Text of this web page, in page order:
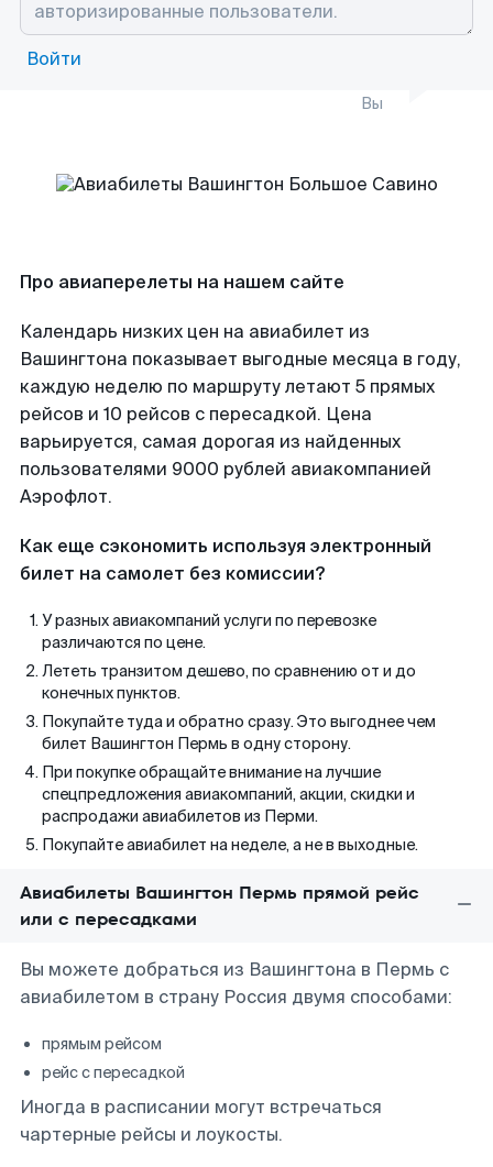
Войти
Вы
Про авиаперелеты на нашем сайте
Календарь низких цен на авиабилет из
Вашингтона показывает выгодные месяца в году,
каждую неделю по маршруту летают 5 прямых
рейсов и 10 рейсов с пересадкой. Цена
варьируется, самая дорогая из найденных
пользователями 9000 рублей авиакомпанией
Аэрофлот.
Как еще сэкономить используя электронный
билет на самолет без комиссии?
У разных авиакомпаний услуги по перевозке
различаются по цене.
Лететь транзитом дешево, по сравнению от и до
конечных пунктов.
Покупайте туда и обратно сразу. Это выгоднее чем
билет Вашингтон Пермь в одну сторону.
При покупке обращайте внимание на лучшие
спецпредложения авиакомпаний, акции, скидки и
распродажи авиабилетов из Перми.
Покупайте авиабилет на неделе, а не в выходные.
Авиабилеты Вашингтон Пермь прямой рейс
или с пересадками
Вы можете добраться из Вашингтона в Пермь с
авиабилетом в страну Россия двумя способами:
прямым рейсом
рейс с пересадкой
Иногда в расписании могут встречаться
чартерные рейсы и лоукосты.